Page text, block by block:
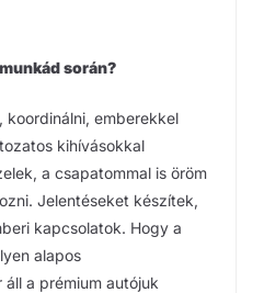
során?
koordinálni, emberekkel
kihívásokkal
a csapatommal is öröm
Jelentéseket készítek,
kapcsolatok. Hogy a
alapos
a prémium autójuk